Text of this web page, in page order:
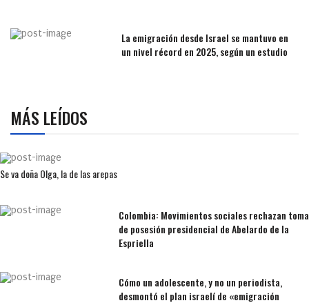
La emigración desde Israel se mantuvo en
un nivel récord en 2025, según un estudio
MÁS LEÍDOS
Se va doña Olga, la de las arepas
Colombia: Movimientos sociales rechazan toma
de posesión presidencial de Abelardo de la
Espriella
Cómo un adolescente, y no un periodista,
desmontó el plan israelí de «emigración